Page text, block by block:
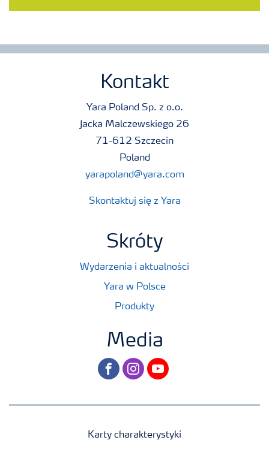
Kontakt
Yara Poland Sp. z o.o.
Jacka Malczewskiego 26
71-612 Szczecin
Poland
yarapoland@yara.com
Skontaktuj się z Yara
Skróty
Wydarzenia i aktualności
Yara w Polsce
Produkty
Media
facebookinstagram
youtube
Karty charakterystyki